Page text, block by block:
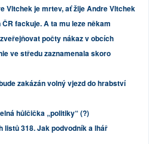
Vltchek je mrtev, ať žije Andre Vltchek
ČR fackuje. A ta mu leze někam
počty nákaz v obcích
ve středu zaznamenala skoro
zakázán volný vjezd do hrabství
hůlčička „politiky“ (?)
listů 318. Jak podvodník a lhář